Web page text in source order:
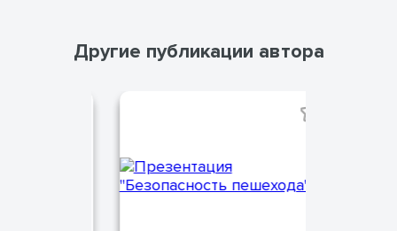
Другие публикации автора